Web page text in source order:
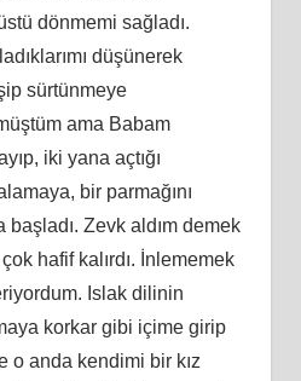
dönmemi sağladı.
düşünerek
sürtünmeye
ama Babam
iki yana açtığı
bir parmağını
Zevk aldım demek
hafif kalırdı. İnlememek
Islak dilinin
korkar gibi içime girip
o anda kendimi bir kız